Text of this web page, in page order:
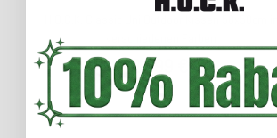
24,99 €